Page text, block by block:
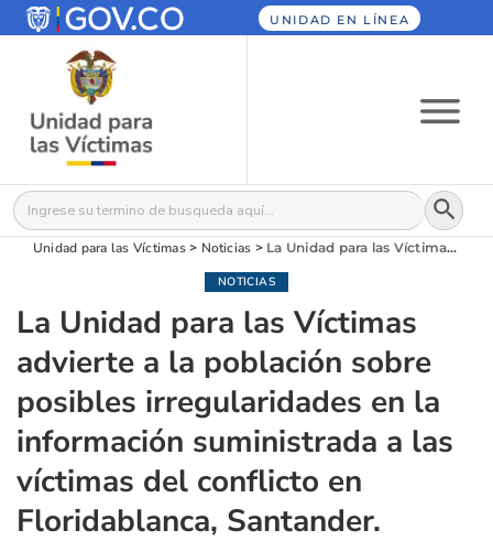
UNIDAD EN LÍNEA
Buscar: Botón
Unidad para las Víctimas> Noticias > La Unidad para las Víctimas advierte a la población sobre posibles irregularidades en la información suministrada a las víctimas del conflicto en Floridablanca, Santander.
NOTICIAS
La Unidad para las Víctimas
advierte a la población sobre
posibles irregularidades en la
información suministrada a las
víctimas del conflicto en
Floridablanca, Santander.